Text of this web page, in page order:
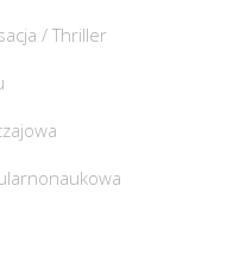
/ Thriller